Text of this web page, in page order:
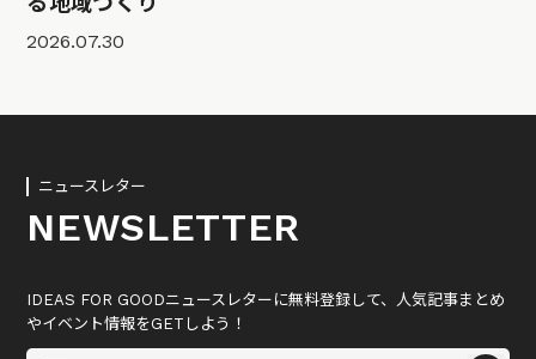
2026.07.30
ニュースレター
NEWSLETTER
IDEAS FOR GOODニュースレターに無料登録して、人気記事まとめ
やイベント情報をGETしよう！